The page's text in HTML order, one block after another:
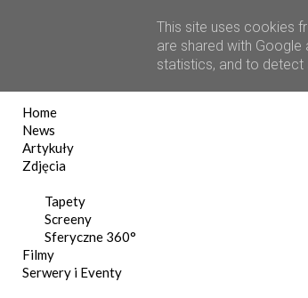
Home
News
Artykuły
Zdjęcia
Tapety
Screeny
Sferyczne 360°
Filmy
Serwery i Eventy
This site uses cookies
are shared with
statistics, and to detect